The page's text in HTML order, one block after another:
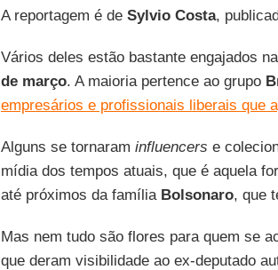
A reportagem é de Sylvio Costa,
Vários deles estão bastante engajados
de março. A maioria pertence ao grupo
empresários e profissionais liberais que
Alguns se tornaram influencers e
mídia dos tempos atuais, que é aquela
até próximos da família Bolsonaro, que
Mas nem tudo são flores para quem se
que deram visibilidade ao ex-deputado